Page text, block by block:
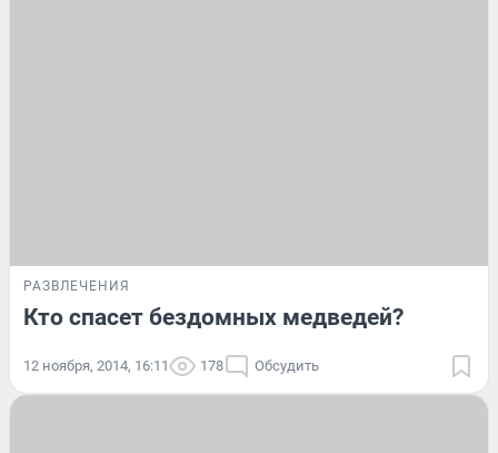
РАЗВЛЕЧЕНИЯ
Кто спасет бездомных медведей?
12 ноября, 2014, 16:11 178 Обсудить